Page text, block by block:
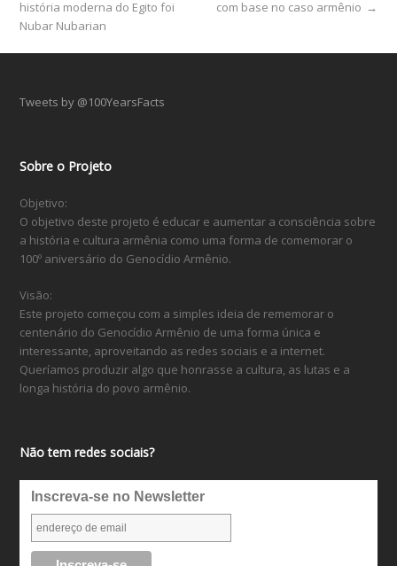
com base no caso armênio →
história moderna do Egito foi
Nubar Nubarian
Tweets by @100YearsFacts
Sobre o Projeto
Objetivo:
O objetivo deste projeto é educar e aumentar a consciência sobre
a história e cultura armênia como uma forma de comemorar o
100º aniversário do Genocídio Armênio.
Visão:
Este projeto começou com a simples ideia de rememorar o
centenário do Genocídio Armênio de uma forma única e
interessante, aproveitando as redes sociais e a internet.
Queríamos produzir algo que honrasse a cultura, as lutas e a
longa história do povo armênio.
Não tem redes sociais?
Inscreva-se no Newsletter